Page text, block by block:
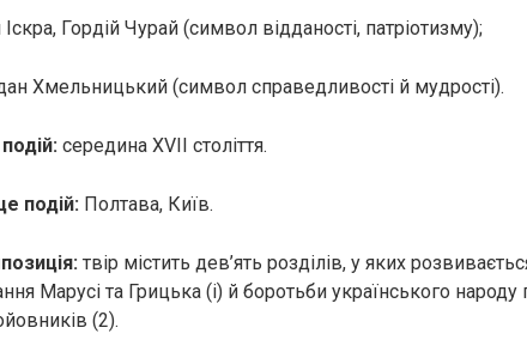
Іскра, Гордій Чурай (символ відданості, патріотизму);
Хмельницький (символ справедливості й мудрості).
середина XVII століття.
подій: Полтава, Київ.
твір містить дев’ять розділів, у яких
Марусі та Грицька (і) й боротьби українського
(2).